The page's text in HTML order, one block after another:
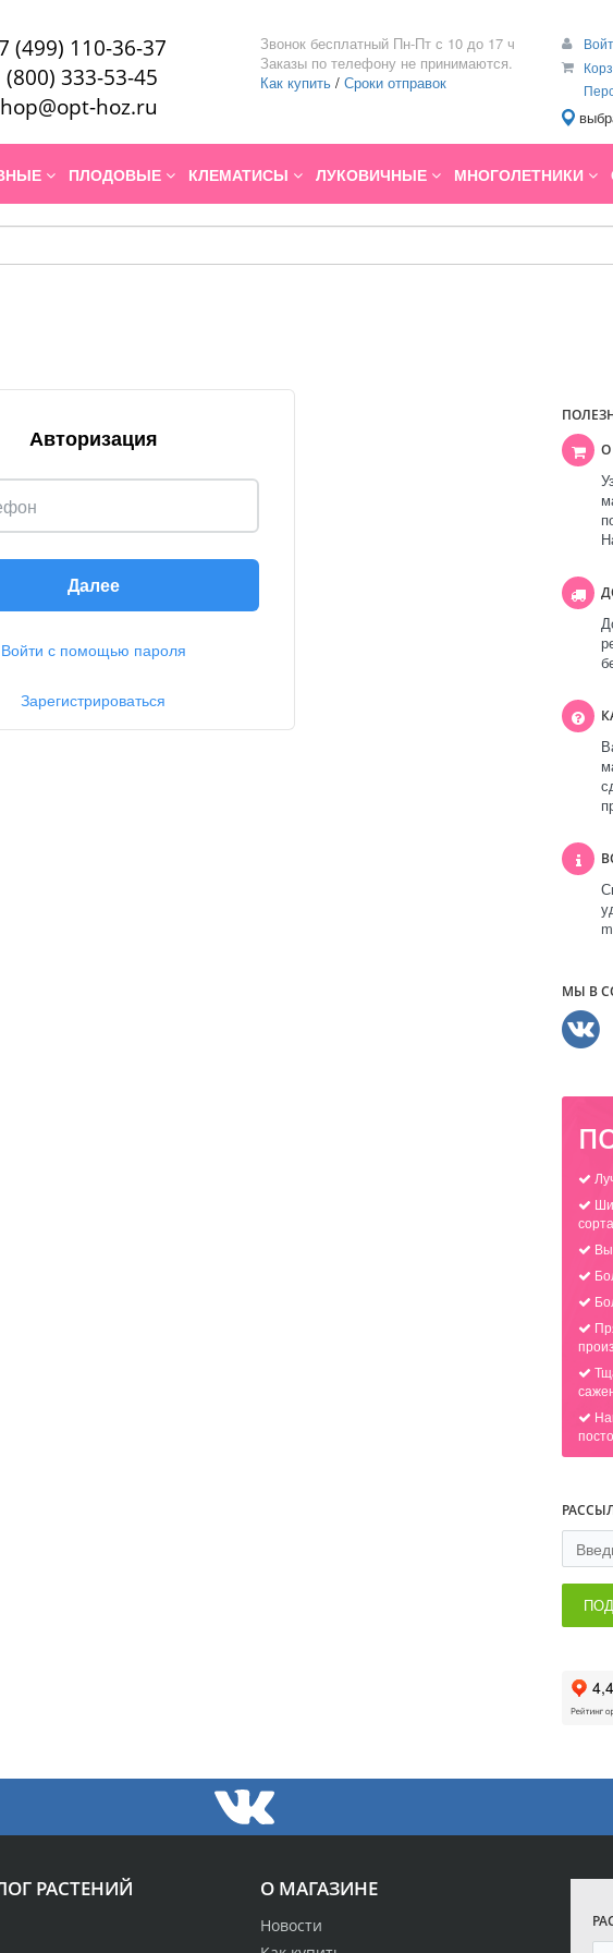
(499) 110-36-37
(800) 333-53-45
hoz.ru
Звонок бесплатный Пн-Пт с 10 до 17 ч
Заказы по телефону не принимаются.
Как купить / Сроки отправок
ПЛОДОВЫЕ КЛЕМАТИСЫ ЛУКОВИЧНЫЕ МНОГОЛЕТНИКИ
Авторизация
Далее
Войти с помощью пароля
Зарегистрироваться
О
МЫ В
О МАГАЗИНЕ
Новости
РАСТЕНИЙ